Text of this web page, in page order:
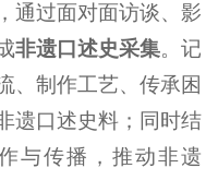
通过面对面访谈、影
非遗口述史采集。记
、制作工艺、传承困
遗口述史料；同时结
与传播，推动非遗